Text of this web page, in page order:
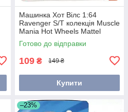
Машинка Хот Вілс 1:64
Ravenger S/T колекція Muscle
Mania Hot Wheels Mattel
JBC14
Готово до відправки
109 ₴ 149 ₴
Купити
–23%